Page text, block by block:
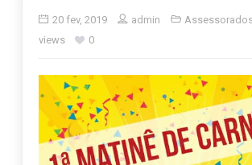
20 fev, 2019 admin
views
0